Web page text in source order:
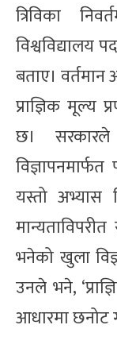
त्रिविका
विश्वविद्यालय
बताए। वर्तमान
प्राज्ञिक मूल्य
छ।
यस्तो अभ्यास
भनेको खुला
उनले भने,
आधारमा छनोट